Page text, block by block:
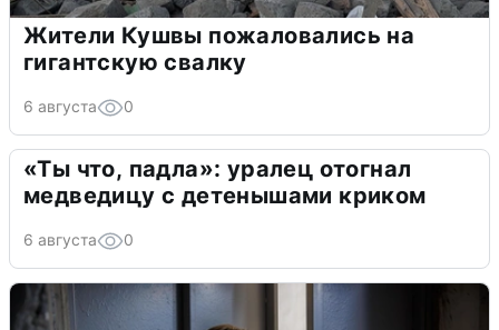
Жители Кушвы пожаловались на
гигантскую свалку
6 августа 0
«Ты что, падла»: уралец отогнал
медведицу с детенышами криком
6 августа 0